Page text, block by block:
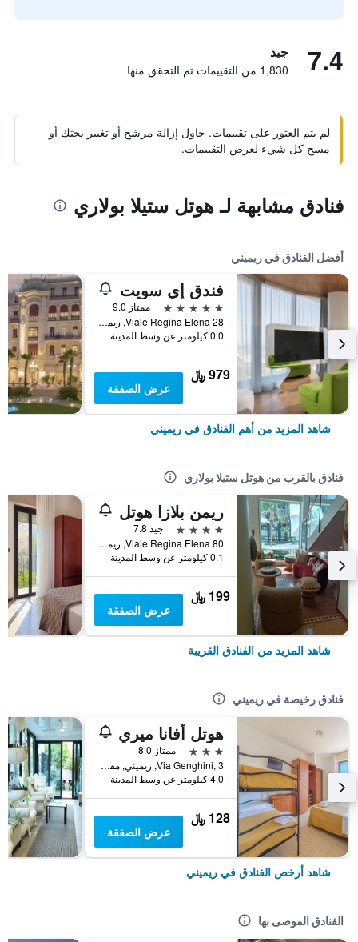
7.4 جيد
1,830 من التقييمات تم التحقق منها
لم يتم العثور على تقييمات. حاول إزالة مرشح أو تغيير بحثك أو
مسح كل شيء لعرض التقييمات.
فنادق مشابهة لـ هوتل ستيلا بولاري
أفضل الفنادق في ريميني
فندق إي سويت
5 نجوم
ممتاز 9.0
Viale Regina Elena 28, ريميني, مقاطعة ريميني, إيطاليا
0.0 كيلومتر عن وسط المدينة
979 ﷼
عرض الصفقة
شاهد المزيد من أهم الفنادق في ريميني
فنادق بالقرب من هوتل ستيلا بولاري
ريمن بلازا هوتل
4 نجوم
جيد 7.8
Viale Regina Elena 80, ريميني, مقاطعة ريميني, إيطاليا
0.1 كيلومتر عن وسط المدينة
199 ﷼
عرض الصفقة
شاهد المزيد من الفنادق القريبة
فنادق رخيصة في ريميني
هوتل أفانا ميري
3 نجوم
ممتاز 8.0
Via Genghini, 3, ريميني, مقاطعة ريميني, إيطاليا
4.0 كيلومتر عن وسط المدينة
128 ﷼
عرض الصفقة
شاهد أرخص الفنادق في ريميني
الفنادق الموصى بها